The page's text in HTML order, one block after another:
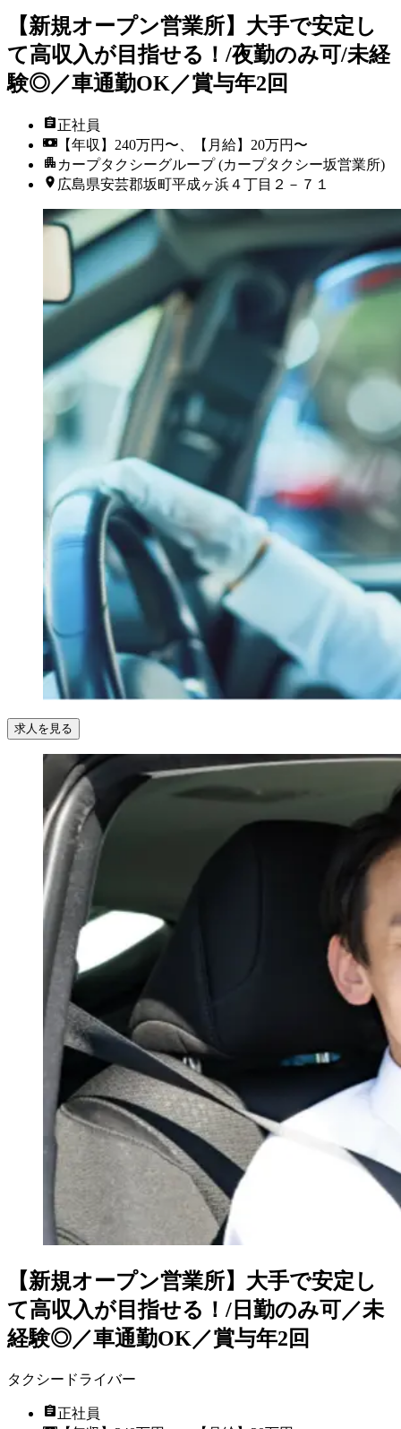
【新規オープン営業所】大手で安定し
て高収入が目指せる！/夜勤のみ可/未経
験◎／車通勤OK／賞与年2回
正社員
【年収】240万円〜、【月給】20万円〜
カープタクシーグループ (カープタクシー坂営業所)
広島県安芸郡坂町平成ヶ浜４丁目２－７１
求人を見る
【新規オープン営業所】大手で安定し
て高収入が目指せる！/日勤のみ可／未
経験◎／車通勤OK／賞与年2回
タクシードライバー
正社員